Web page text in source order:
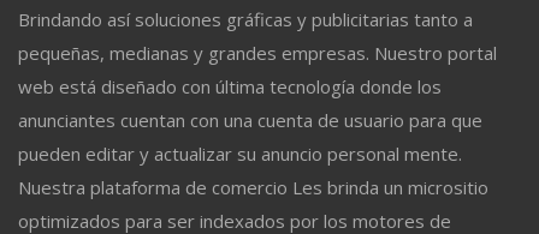
Brindando así soluciones gráficas y publicitarias tanto a
pequeñas, medianas y grandes empresas. Nuestro portal
web está diseñado con última tecnología donde los
anunciantes cuentan con una cuenta de usuario para que
pueden editar y actualizar su anuncio personal mente.
Nuestra plataforma de comercio Les brinda un micrositio
optimizados para ser indexados por los motores de